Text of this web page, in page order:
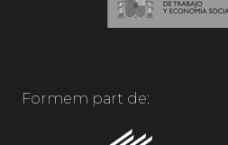
Formem part de: